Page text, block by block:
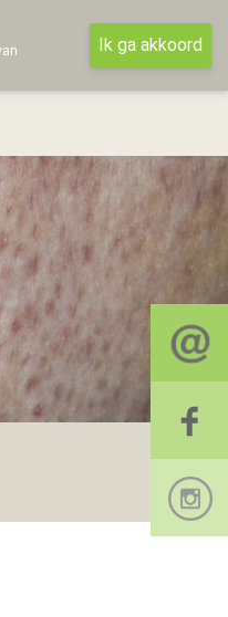
Ik ga akkoord